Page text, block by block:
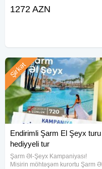
Dalaman: 07:35 - 09:45 Dalaman -
1272 AZN
Endirimli Şarm El Şeyx turu
hediyyeli tur
Şarm Əl-Şeyx Kampaniyası!
Misirin möhtəşəm kurortu Şarm
Şirkət